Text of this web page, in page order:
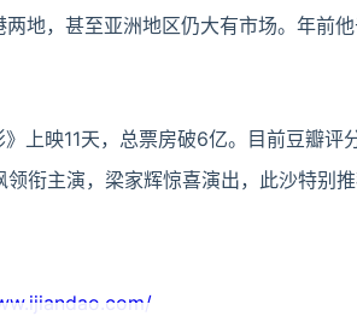
地，甚至亚洲地区仍大有市场。年前
上映11天，总票房破6亿。目前豆瓣评
衔主演，梁家辉惊喜演出，此沙特别推